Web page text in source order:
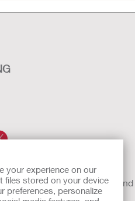
your experience on our
files stored on your device
preferences, personalize
EU vertrieben werden, sind
gekennzeichnet